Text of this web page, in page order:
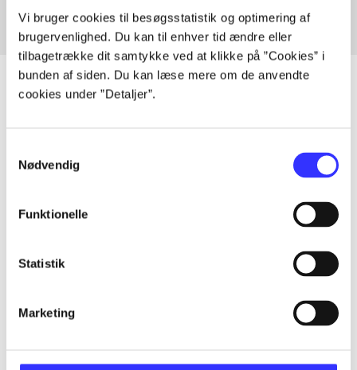
Vi bruger cookies til besøgsstatistik og optimering af
brugervenlighed. Du kan til enhver tid ændre eller
tilbagetrække dit samtykke ved at klikke på ”Cookies” i
bunden af siden. Du kan læse mere om de anvendte
cookies under ”Detaljer”.
Nødvendig
Funktionelle
Statistik
Marketing